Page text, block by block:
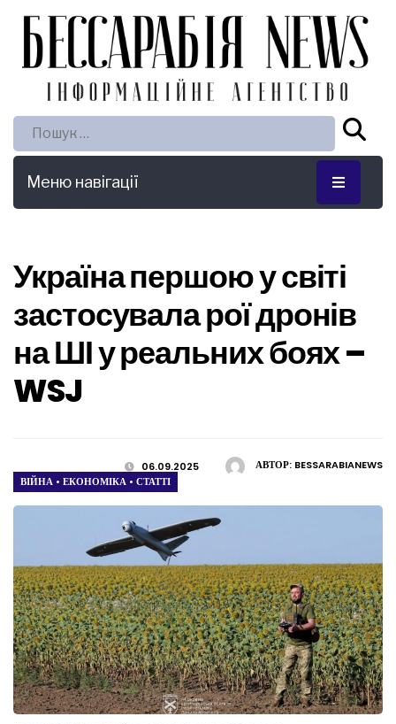
Пошук:
Меню навігації
Україна першою у світі
застосувала рої дронів
на ШІ у реальних боях –
WSJ
АВТОР: BESSARABIANEWS
06.09.2025
ВІЙНА • ЕКОНОМІКА • СТАТТІ